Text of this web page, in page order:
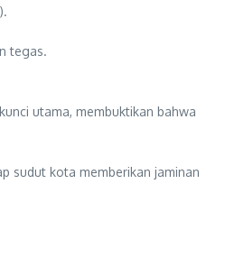
tegas.
utama, membuktikan bahwa
sudut kota memberikan jaminan